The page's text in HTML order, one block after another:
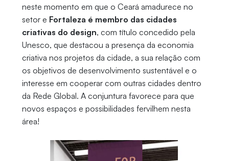
neste momento em que o Ceará amadurece no
setor e Fortaleza é membro das cidades
criativas do design, com título concedido pela
Unesco, que destacou a presença da economia
criativa nos projetos da cidade, a sua relação com
os objetivos de desenvolvimento sustentável e o
interesse em cooperar com outras cidades dentro
da Rede Global. A conjuntura favorece para que
novos espaços e possibilidades fervilhem nesta
área!